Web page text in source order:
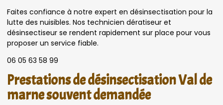
Faites confiance à notre expert en désinsectisation pour la
lutte des nuisibles. Nos technicien dératiseur et
désinsectiseur se rendent rapidement sur place pour vous
proposer un service fiable.
06 05 63 58 99
Prestations de désinsectisation Val de
marne souvent demandée